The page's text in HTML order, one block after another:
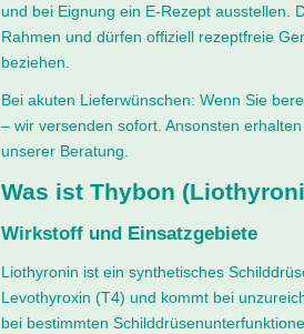
und bei Eignung ein E-Rezept ausstellen.
Rahmen und dürfen offiziell rezeptfreie
beziehen.
Bei akuten Lieferwünschen: Wenn Sie
– wir versenden sofort. Ansonsten
unserer Beratung.
Was ist Thybon
Wirkstoff und Einsatzgebiete
Liothyronin ist ein synthetisches
Levothyroxin (T4) und kommt bei
bei bestimmten